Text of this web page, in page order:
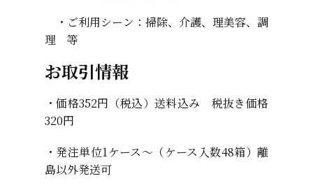
・ご利用シーン：掃除、介護、理美容、調
理 等
お取引情報
・価格352円（税込）送料込み 税抜き価格
320円
・発注単位1ケース～（ケース入数48箱）離
島以外発送可